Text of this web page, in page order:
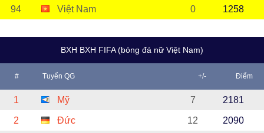
94 Việt Nam 0 1258
BXH BXH FIFA (bóng đá nữ Việt Nam)
# Tuyển QG +/- Điểm
1 Mỹ 7 2181
2 Đức 12 2090